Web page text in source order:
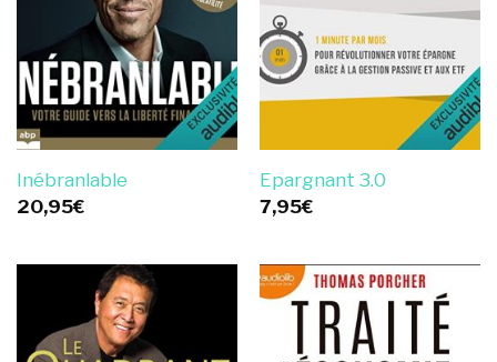
Inébranlable
20,95€
Epargnant 3.0
7,95€